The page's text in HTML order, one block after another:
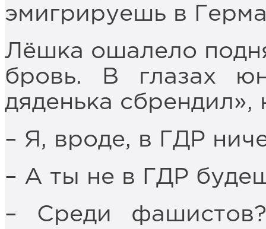
эмигрируешь в
Лёшка ошалело
бровь. В глазах
дяденька сбрендил»,
– Я, вроде, в ГДР
– А ты не в ГДР
– Среди